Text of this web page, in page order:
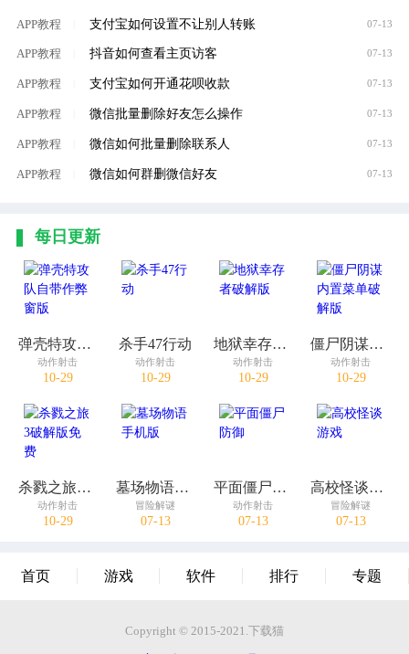
APP教程 支付宝如何设置不让别人转账 07-13
APP教程 抖音如何查看主页访客 07-13
APP教程 支付宝如何开通花呗收款 07-13
APP教程 微信批量删除好友怎么操作 07-13
APP教程 微信如何批量删除联系人 07-13
APP教程 微信如何群删微信好友 07-13
每日更新
弹壳特攻队自带作弊窗版
动作射击
10-29
杀手47行动
动作射击
10-29
地狱幸存者破解版
动作射击
10-29
僵尸阴谋内置菜单破解版
动作射击
10-29
杀戮之旅3破解版免费
动作射击
10-29
墓场物语手机版
冒险解谜
07-13
平面僵尸防御
动作射击
07-13
高校怪谈游戏
冒险解谜
07-13
首页 游戏 软件 排行 专题
Copyright © 2015-2021.下载猫